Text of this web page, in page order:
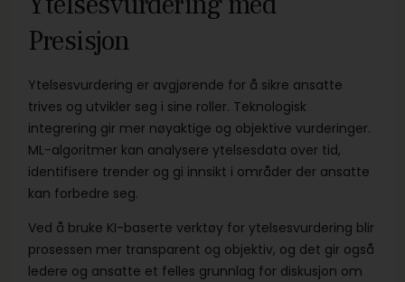
Presisjon
Ytelsesvurdering er avgjørende for å sikre ansatte
trives og utvikler seg i sine roller. Teknologisk
integrering gir mer nøyaktige og objektive vurderinger.
ML-algoritmer kan analysere ytelsesdata over tid,
identifisere trender og gi innsikt i områder der ansatte
kan forbedre seg.
Ved å bruke KI-baserte verktøy for ytelsesvurdering blir
prosessen mer transparent og objektiv, og det gir også
ledere og ansatte et felles grunnlag for diskusjon om